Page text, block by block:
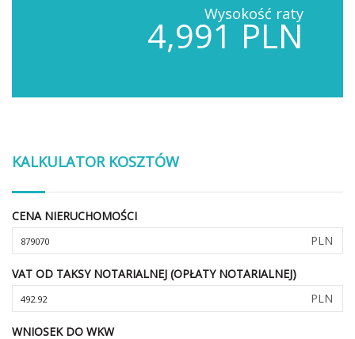
Wysokość raty
4,991 PLN
KALKULATOR KOSZTÓW
CENA NIERUCHOMOŚCI
PLN
VAT OD TAKSY NOTARIALNEJ (OPŁATY NOTARIALNEJ)
PLN
WNIOSEK DO WKW